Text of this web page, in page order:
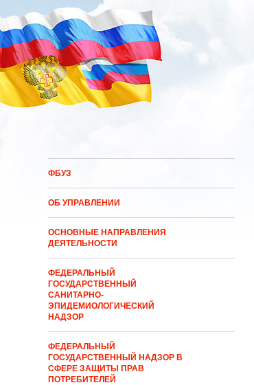
Перейти к основному содержанию
ФБУЗ
ОБ УПРАВЛЕНИИ
ОСНОВНЫЕ НАПРАВЛЕНИЯ
ДЕЯТЕЛЬНОСТИ
ФЕДЕРАЛЬНЫЙ
ГОСУДАРСТВЕННЫЙ
САНИТАРНО-
ЭПИДЕМИОЛОГИЧЕСКИЙ
НАДЗОР
ФЕДЕРАЛЬНЫЙ
ГОСУДАРСТВЕННЫЙ НАДЗОР В
СФЕРЕ ЗАЩИТЫ ПРАВ
ПОТРЕБИТЕЛЕЙ